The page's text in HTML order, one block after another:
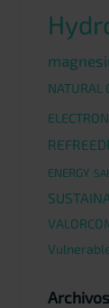
NATURAL
ENERGY
Archivos